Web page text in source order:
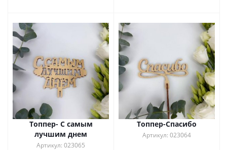
Топпер- С самым
лучшим днем
Артикул: 023065
Топпер-Спасибо
Артикул: 023064